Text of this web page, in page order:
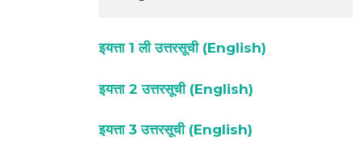
इयत्ता 1 ली उत्तरसूची (English)
इयत्ता 2 उत्तरसूची (English)
इयत्ता 3 उत्तरसूची (English)